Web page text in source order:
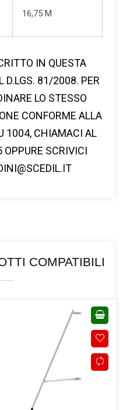
16,75 M
IN QUESTA
D.LGS. 81/2008. PER
LO STESSO
CONFORME ALLA
1004, CHIAMACI AL
OPPURE SCRIVICI
COMPATIBILI